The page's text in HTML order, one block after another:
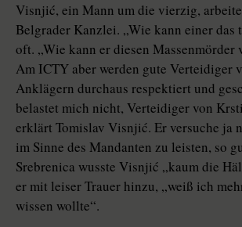
Visnjić, ein Mann um die vierzig,
Belgrader Kanzlei. „Wie kann einer das
oft. „Wie kann er diesen Massenmörder
Am ICTY aber werden gute Verteidiger
Anklägern durchaus respektiert und
belastet mich nicht, Verteidiger von
erklärt Tomislav Visnjić. Er versuche ja
im Sinne des Mandanten zu leisten, so
Srebrenica wusste Visnjić „kaum die
er mit leiser Trauer hinzu, „weiß ich
wissen wollte“.